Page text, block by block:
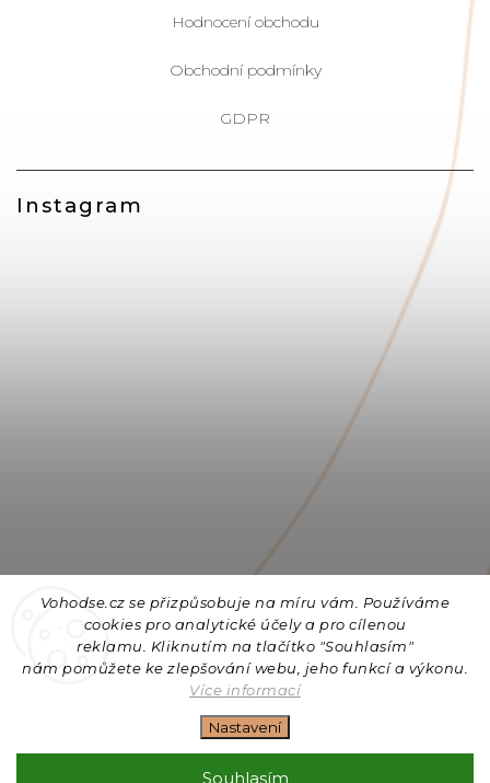
Vohodse.cz se přizpůsobuje na míru vám. Používáme
cookies pro analytické účely a pro cílenou
reklamu. Kliknutím na tlačítko "Souhlasím"
nám pomůžete ke zlepšování webu, jeho funkcí a výkonu.
Více informací
Nastavení
Souhlasím
Instagram
Sledovat na Instagramu
Hodnocení obchodu
Obchodní podmínky
GDPR
Copyright 2026Vohodse.cz. Všechna práva vyhrazena.
Upravit nastavení cookies